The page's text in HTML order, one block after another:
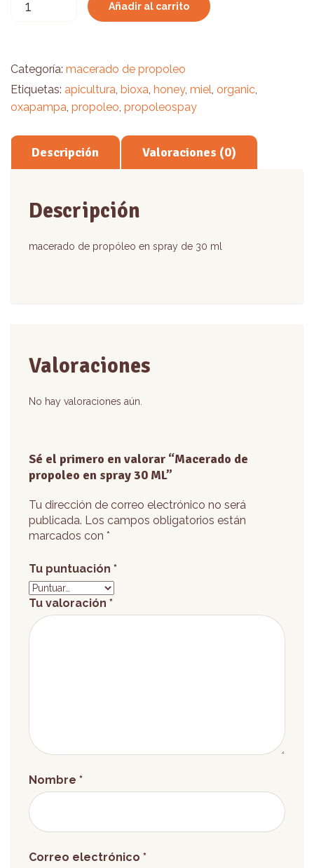
30
ML
cantidad
Añadir al carrito
Categoría: macerado de propoleo
Etiquetas: apicultura, bioxa, honey, miel, organic,
oxapampa, propoleo, propoleospay
Descripción Valoraciones (0)
Descripción
macerado de propóleo en spray de 30 ml
Valoraciones
No hay valoraciones aún.
Sé el primero en valorar “Macerado de
propoleo en spray 30 ML”
Tu dirección de correo electrónico no será
publicada. Los campos obligatorios están
marcados con *
Tu puntuación *
Tu valoración *
Nombre *
Correo electrónico *